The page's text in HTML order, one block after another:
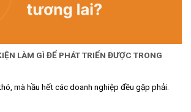
LÀM GÌ ĐỂ PHÁT TRIỂN ĐƯỢC TRONG
mà hầu hết các doanh nghiệp đều gặp phải.